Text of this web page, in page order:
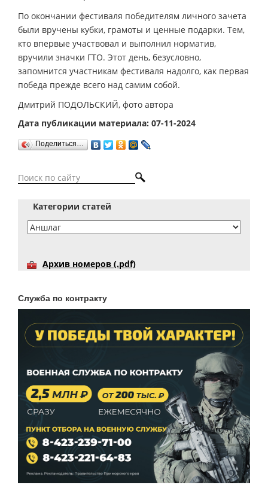
По окончании фестиваля победителям личного зачета
были вручены кубки, грамоты и ценные подарки. Тем,
кто впервые участвовал и выполнил норматив,
вручили значки ГТО. Этот день, безусловно,
запомнится участникам фестиваля надолго, как первая
победа прежде всего над самим собой.
Дмитрий ПОДОЛЬСКИЙ, фото автора
Дата публикации материала: 07-11-2024
Поделиться…
Категории статей
Архив номеров (.pdf)
Служба по контракту